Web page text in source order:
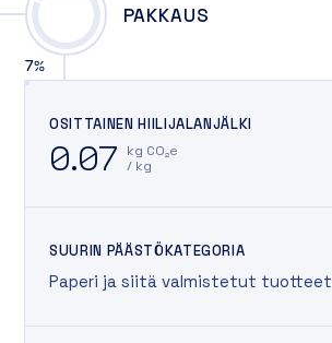
7%
PAKKAUS
OSITTAINEN HIILIJALANJÄLKI
0.07
kg CO₂e
/ kg
SUURIN PÄÄSTÖKATEGORIA
Paperi ja siitä valmistetut tuotteet